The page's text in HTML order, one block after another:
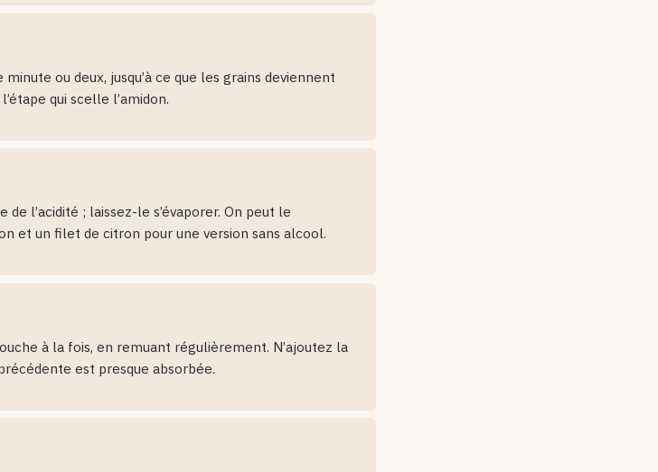
ou deux, jusqu’à ce que les grains deviennent
qui scelle l’amidon.
l’acidité ; laissez-le s’évaporer. On peut le
et un filet de citron pour une version sans alcool.
à la fois, en remuant régulièrement. N’ajoutez la
est presque absorbée.